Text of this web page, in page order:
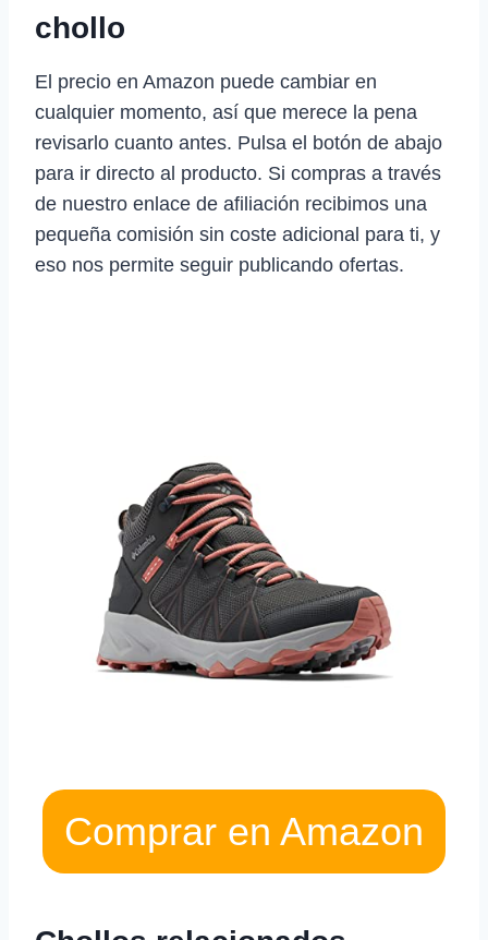
chollo
El precio en Amazon puede cambiar en
cualquier momento, así que merece la pena
revisarlo cuanto antes. Pulsa el botón de abajo
para ir directo al producto. Si compras a través
de nuestro enlace de afiliación recibimos una
pequeña comisión sin coste adicional para ti, y
eso nos permite seguir publicando ofertas.
Comprar en Amazon